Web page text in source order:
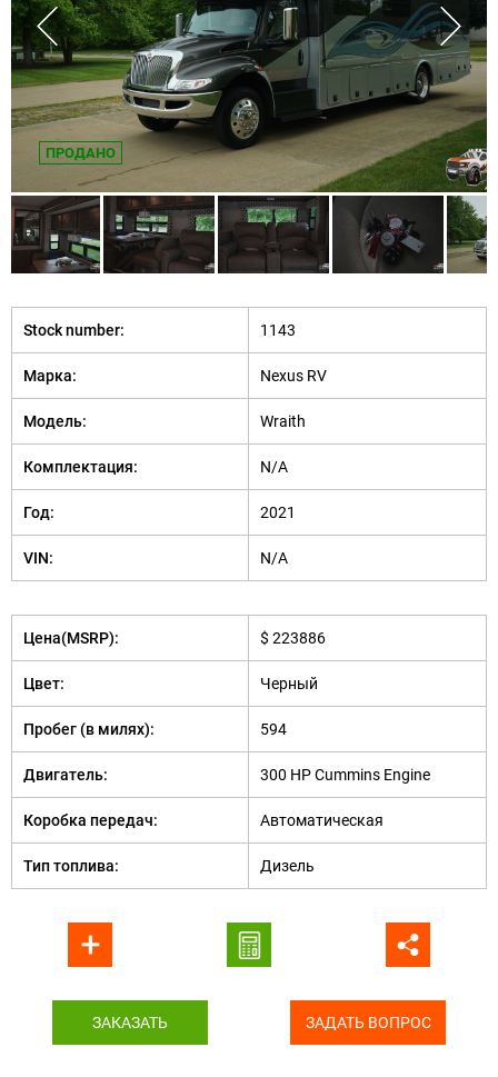
ПРОДАНО
Stock number: 1143
Марка: Nexus RV
Модель: Wraith
Комплектация: N/A
Год: 2021
VIN: N/A
Цена(MSRP): $ 223886
Цвет: Черный
Пробег (в милях): 594
Двигатель: 300 HP Cummins Engine
Коробка передач: Автоматическая
Тип топлива: Дизель
ЗАКАЗАТЬ ЗАДАТЬ ВОПРОС